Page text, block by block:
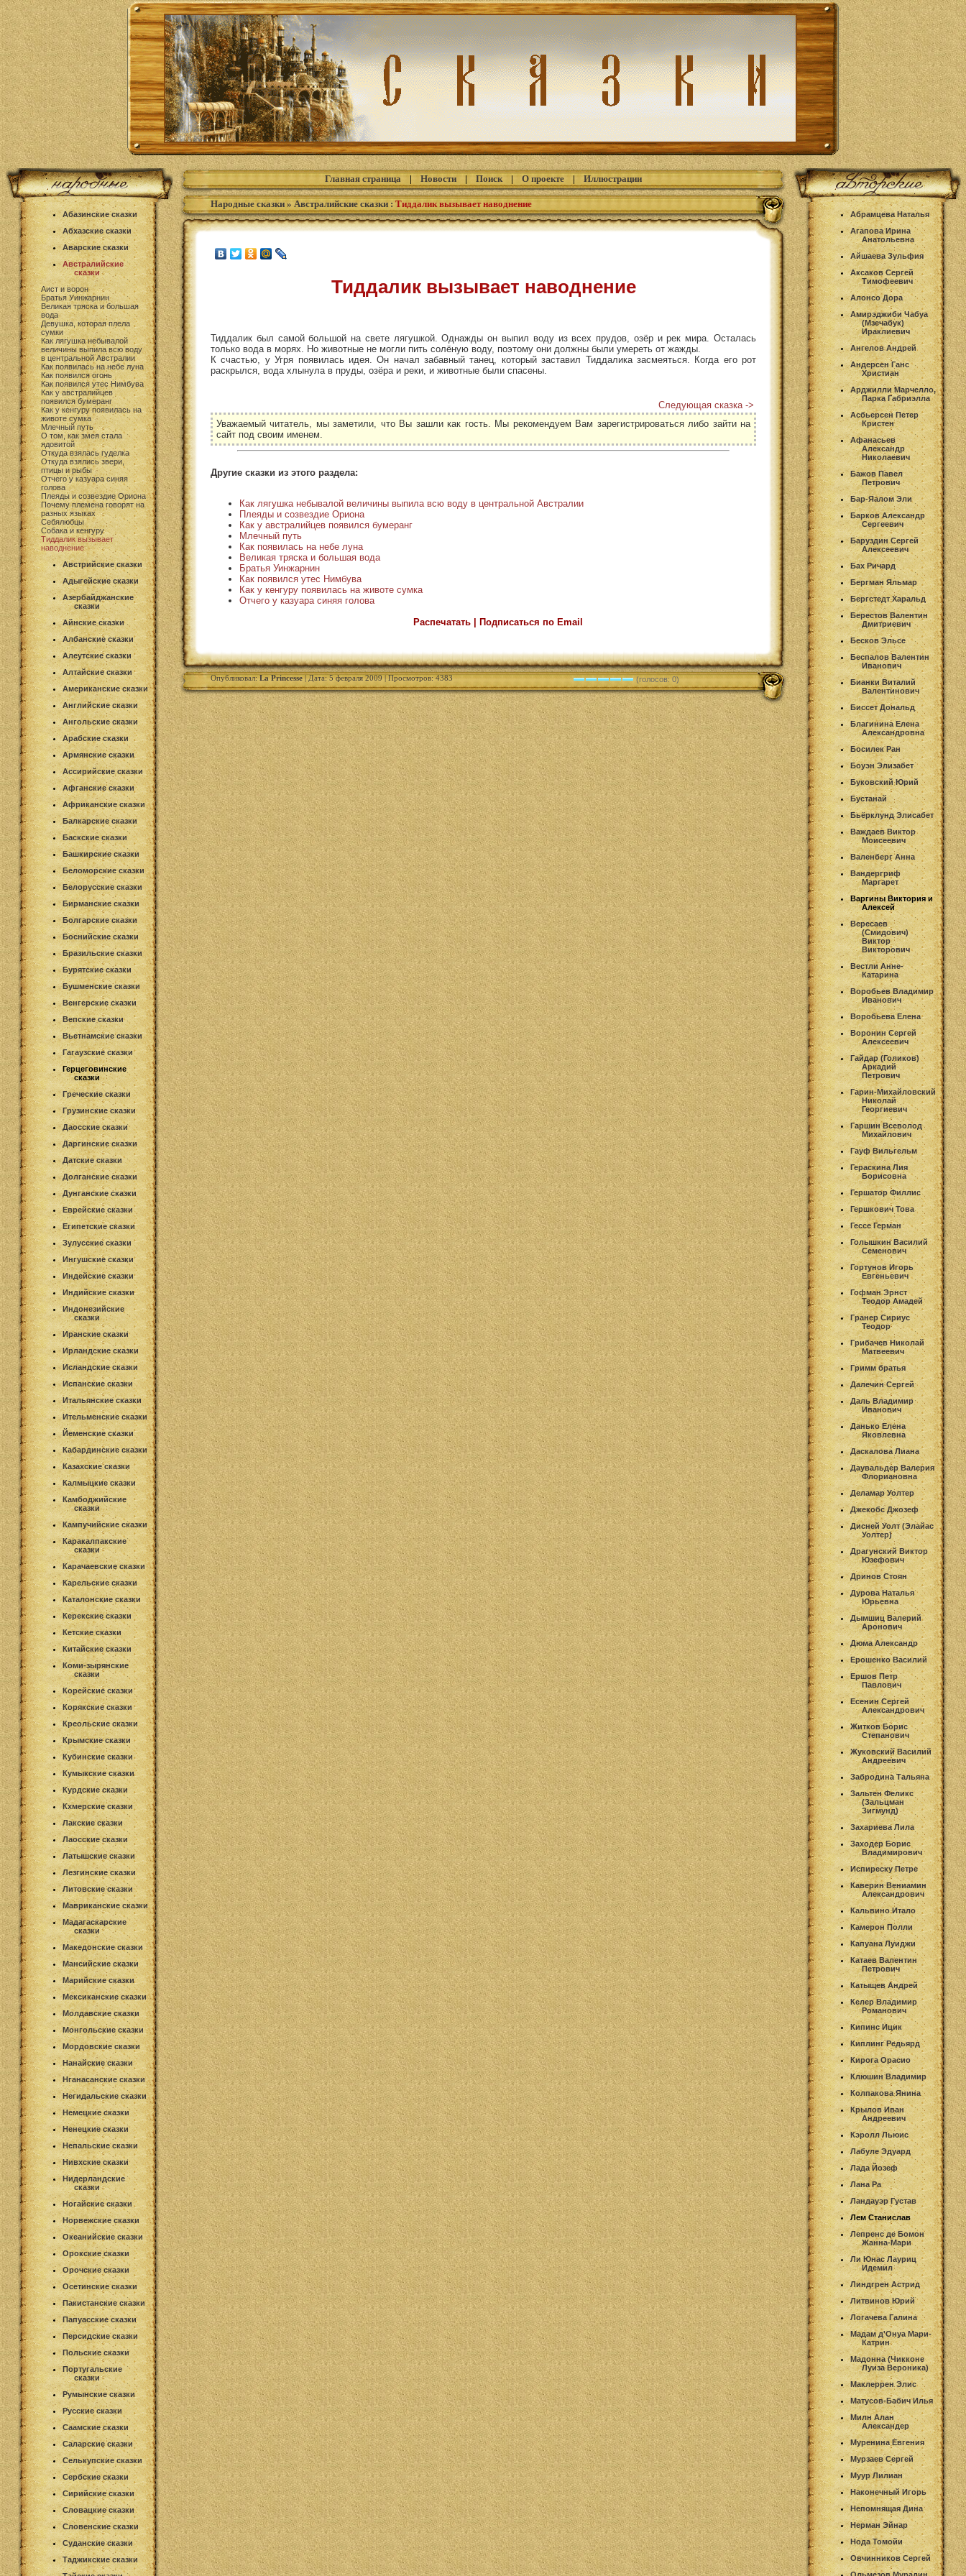
Абазинские сказки
Абхазские сказки
Аварские сказки
Австралийские
сказки
Аист и ворон
Братья Уинжарнин
Великая тряска и большая
вода
Девушка, которая плела
сумки
Как лягушка небывалой
величины выпила всю воду
в центральной Австралии
Как появилась на небе луна
Как появился огонь
Как появился утес Нимбува
Как у австралийцев
появился бумеранг
Как у кенгуру появилась на
животе сумка
Млечный путь
О том, как змея стала
ядовитой
Откуда взялась гуделка
Откуда взялись звери,
птицы и рыбы
Отчего у казуара синяя
голова
Плеяды и созвездие Ориона
Почему племена говорят на
разных языках
Себялюбцы
Собака и кенгуру
Тиддалик вызывает
наводнение
Австрийские сказки
Адыгейские сказки
Азербайджанские
сказки
Айнские сказки
Албанские сказки
Алеутские сказки
Алтайские сказки
Американские сказки
Английские сказки
Ангольские сказки
Арабские сказки
Армянские сказки
Ассирийские сказки
Афганские сказки
Африканские сказки
Балкарские сказки
Баскские сказки
Башкирские сказки
Беломорские сказки
Белорусские сказки
Бирманские сказки
Болгарские сказки
Боснийские сказки
Бразильские сказки
Бурятские сказки
Бушменские сказки
Венгерские сказки
Вепские сказки
Вьетнамские сказки
Гагаузские сказки
Герцеговинские
сказки
Греческие сказки
Грузинские сказки
Даосские сказки
Даргинские сказки
Датские сказки
Долганские сказки
Дунганские сказки
Еврейские сказки
Египетские сказки
Зулусские сказки
Ингушские сказки
Индейские сказки
Индийские сказки
Индонезийские
сказки
Иранские сказки
Ирландские сказки
Исландские сказки
Испанские сказки
Итальянские сказки
Ительменские сказки
Йеменские сказки
Кабардинские сказки
Казахские сказки
Калмыцкие сказки
Камбоджийские
сказки
Кампучийские сказки
Каракалпакские
сказки
Карачаевские сказки
Карельские сказки
Каталонские сказки
Керекские сказки
Кетские сказки
Китайские сказки
Коми-зырянские
сказки
Корейские сказки
Корякские сказки
Креольские сказки
Крымские сказки
Кубинские сказки
Кумыкские сказки
Курдские сказки
Кхмерские сказки
Лакские сказки
Лаосские сказки
Латышские сказки
Лезгинские сказки
Литовские сказки
Мавриканские сказки
Мадагаскарские
сказки
Македонские сказки
Мансийские сказки
Марийские сказки
Мексиканские сказки
Молдавские сказки
Монгольские сказки
Мордовские сказки
Нанайские сказки
Нганасанские сказки
Негидальские сказки
Немецкие сказки
Ненецкие сказки
Непальские сказки
Нивхские сказки
Нидерландские
сказки
Ногайские сказки
Норвежские сказки
Океанийские сказки
Орокские сказки
Орочские сказки
Осетинские сказки
Пакистанские сказки
Папуасские сказки
Персидские сказки
Польские сказки
Португальские
сказки
Румынские сказки
Русские сказки
Саамские сказки
Саларские сказки
Селькупские сказки
Сербские сказки
Сирийские сказки
Словацкие сказки
Словенские сказки
Суданские сказки
Таджикские сказки
Главная страница| Новости| Поиск| О проекте| Иллюстрации
Народные сказки » Австралийские сказки : Тиддалик вызывает наводнение
Тиддалик вызывает наводнение
Тиддалик был самой большой на свете лягушкой. Однажды он выпил воду из всех прудов, озёр и рек мира. Осталась
только вода в морях. Но животные не могли пить солёную воду, поэтому они должны были умереть от жажды.
К счастью, у Угря появилась идея. Он начал забавный танец, который заставил Тиддалика засмеяться. Когда его рот
раскрылся, вода хлынула в пруды, озёра и реки, и животные были спасены.
Следующая сказка ->
Уважаемый читатель, мы заметили, что Вы зашли как гость. Мы рекомендуем Вам зарегистрироваться либо зайти на
сайт под своим именем.
Другие сказки из этого раздела:
Как лягушка небывалой величины выпила всю воду в центральной Австралии
Плеяды и созвездие Ориона
Как у австралийцев появился бумеранг
Млечный путь
Как появилась на небе луна
Великая тряска и большая вода
Братья Уинжарнин
Как появился утес Нимбува
Как у кенгуру появилась на животе сумка
Отчего у казуара синяя голова
Распечатать | Подписаться по Email
Опубликовал:La Princesse| Дата: 5 февраля 2009 | Просмотров: 4383 (голосов: 0)
Абрамцева Наталья
Агапова Ирина
Анатольевна
Айшаева Зульфия
Аксаков Сергей
Тимофеевич
Алонсо Дора
Амирэджиби Чабуа
(Мзечабук)
Ираклиевич
Ангелов Андрей
Андерсен Ганс
Христиан
Арджилли Марчелло,
Парка Габриэлла
Асбьерсен Петер
Кристен
Афанасьев
Александр
Николаевич
Бажов Павел
Петрович
Бар-Яалом Эли
Барков Александр
Сергеевич
Баруздин Сергей
Алексеевич
Бах Ричард
Бергман Яльмар
Бергстедт Харальд
Берестов Валентин
Дмитриевич
Бесков Эльсе
Беспалов Валентин
Иванович
Бианки Виталий
Валентинович
Биссет Дональд
Благинина Елена
Александровна
Босилек Ран
Боуэн Элизабет
Буковский Юрий
Бустанай
Бьёрклунд Элисабет
Важдаев Виктор
Моисеевич
Валенберг Анна
Вандергриф
Маргарет
Варгины Виктория и
Алексей
Вересаев
(Смидович)
Виктор
Викторович
Вестли Анне-
Катарина
Воробьев Владимир
Иванович
Воробьева Елена
Воронин Сергей
Алексеевич
Гайдар (Голиков)
Аркадий
Петрович
Гарин-Михайловский
Николай
Георгиевич
Гаршин Всеволод
Михайлович
Гауф Вильгельм
Гераскина Лия
Борисовна
Гершатор Филлис
Гершкович Това
Гессе Герман
Голышкин Василий
Семенович
Гортунов Игорь
Евгеньевич
Гофман Эрнст
Теодор Амадей
Гранер Сириус
Теодор
Грибачев Николай
Матвеевич
Гримм братья
Далечин Сергей
Даль Владимир
Иванович
Данько Елена
Яковлевна
Даскалова Лиана
Даувальдер Валерия
Флориановна
Деламар Уолтер
Джекобс Джозеф
Дисней Уолт (Элайас
Уолтер)
Драгунский Виктор
Юзефович
Дринов Стоян
Дурова Наталья
Юрьевна
Дымшиц Валерий
Аронович
Дюма Александр
Ерошенко Василий
Ершов Петр
Павлович
Есенин Сергей
Александрович
Житков Борис
Степанович
Жуковский Василий
Андреевич
Забродина Тальяна
Зальтен Феликс
(Зальцман
Зигмунд)
Захариева Лила
Заходер Борис
Владимирович
Испиреску Петре
Каверин Вениамин
Александрович
Кальвино Итало
Камерон Полли
Капуана Луиджи
Катаев Валентин
Петрович
Катыщев Андрей
Келер Владимир
Романович
Кипинс Ицик
Киплинг Редьярд
Кирога Орасио
Клюшин Владимир
Колпакова Янина
Крылов Иван
Андреевич
Кэролл Льюис
Лабуле Эдуард
Лада Йозеф
Лана Ра
Ландауэр Густав
Лем Станислав
Лепренс де Бомон
Жанна-Мари
Ли Юнас Лауриц
Идемил
Линдгрен Астрид
Литвинов Юрий
Логачева Галина
Мадам д'Онуа Мари-
Катрин
Мадонна (Чикконе
Луиза Вероника)
Маклеррен Элис
Матусов-Бабич Илья
Милн Алан
Александер
Муренина Евгения
Мурзаев Сергей
Муур Лилиан
Наконечный Игорь
Непомнящая Дина
Нерман Эйнар
Нода Томойи
Овчинников Сергей